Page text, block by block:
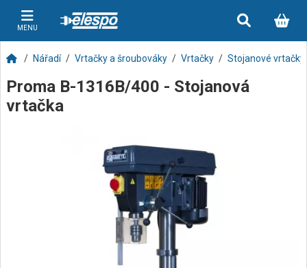
MENU
Nářadí Vrtačky a šroubováky Vrtačky Stojanové
Proma B-1316B/400 - Stojanová
vrtačka